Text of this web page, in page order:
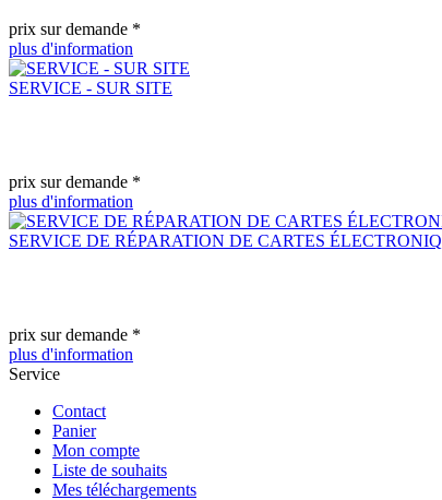
prix sur demande *
plus d'information
SERVICE - SUR SITE
prix sur demande *
plus d'information
SERVICE DE RÉPARATION DE CARTES
prix sur demande *
plus d'information
Service
Contact
Panier
Mon compte
Liste de souhaits
Mes téléchargements